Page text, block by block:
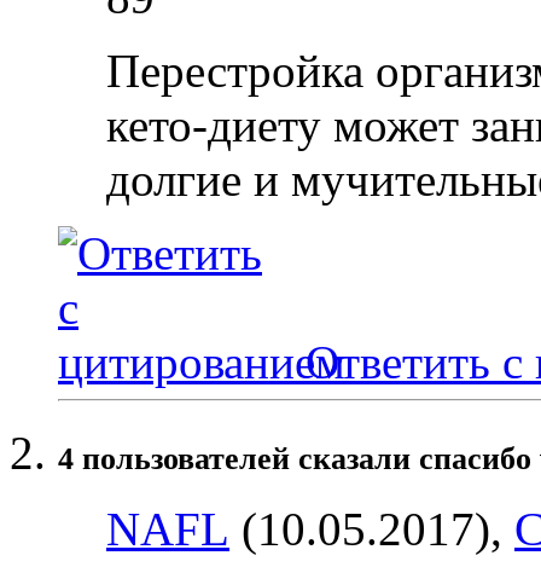
Перестройка
кето-диету может
долгие и
Ответить с
4 пользователей сказали
NAFL (10.05.2017),